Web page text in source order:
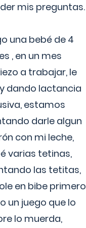
mis preguntas.
una bebé de 4
, en un mes
a trabajar, le
dando lactancia
estamos
darle algun
con mi leche,
varias tetinas,
las tetitas,
en bibe primero
un juego que lo
lo muerda,